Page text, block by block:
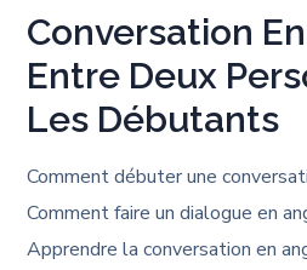
Conversation
Entre Deux
Les Débutants
Comment débuter une
Comment faire un dialogue en
Apprendre la conversation en